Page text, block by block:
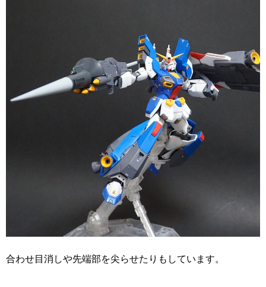
合わせ目消しや先端部を尖らせたりもしています。